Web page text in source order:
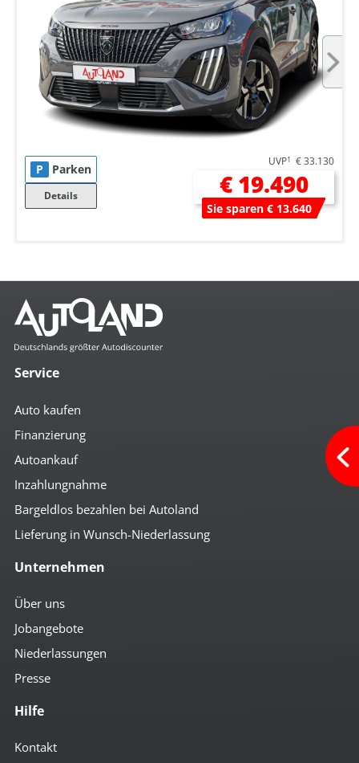
P Parken
Details
UVP1 € 33.130
€ 19.490
Sie sparen € 13.640
Service
Auto kaufen
Finanzierung
Autoankauf
Inzahlungnahme
Bargeldlos bezahlen bei Autoland
Lieferung in Wunsch-Niederlassung
Unternehmen
Über uns
Jobangebote
Niederlassungen
Presse
Hilfe
Kontakt